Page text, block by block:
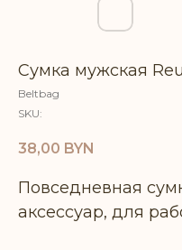
Сумка мужская
Beltbag
SKU:
38,00 BYN
Повседневная
аксессуар, для